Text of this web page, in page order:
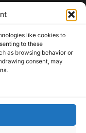
like cookies to
to these
as browsing behavior or
consent, may
| Tipsa